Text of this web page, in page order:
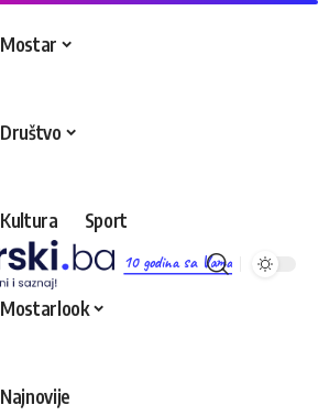
10 godina sa Vama
Mostar
Društvo
Kultura Sport
Mostarlook
Najnovije